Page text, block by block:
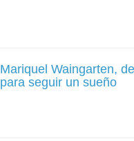
Mariquel Waingarten,
para seguir un sueño